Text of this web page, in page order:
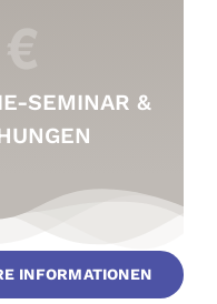
SEMINAR &
INFORMATIONEN